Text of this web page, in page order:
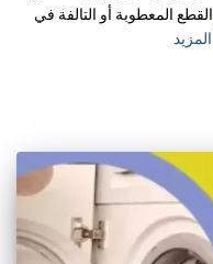
المعطوبة أو التالفة في